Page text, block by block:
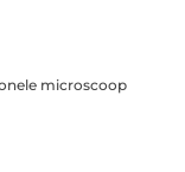
microscoop